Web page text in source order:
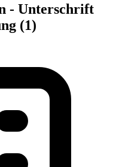
- Unterschrift
(1)